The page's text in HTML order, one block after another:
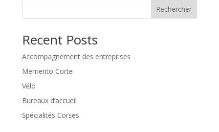
Rechercher
Recent Posts
Accompagnement des entreprises
Memento Corte
Vélo
Bureaux d’accueil
Spécialités Corses